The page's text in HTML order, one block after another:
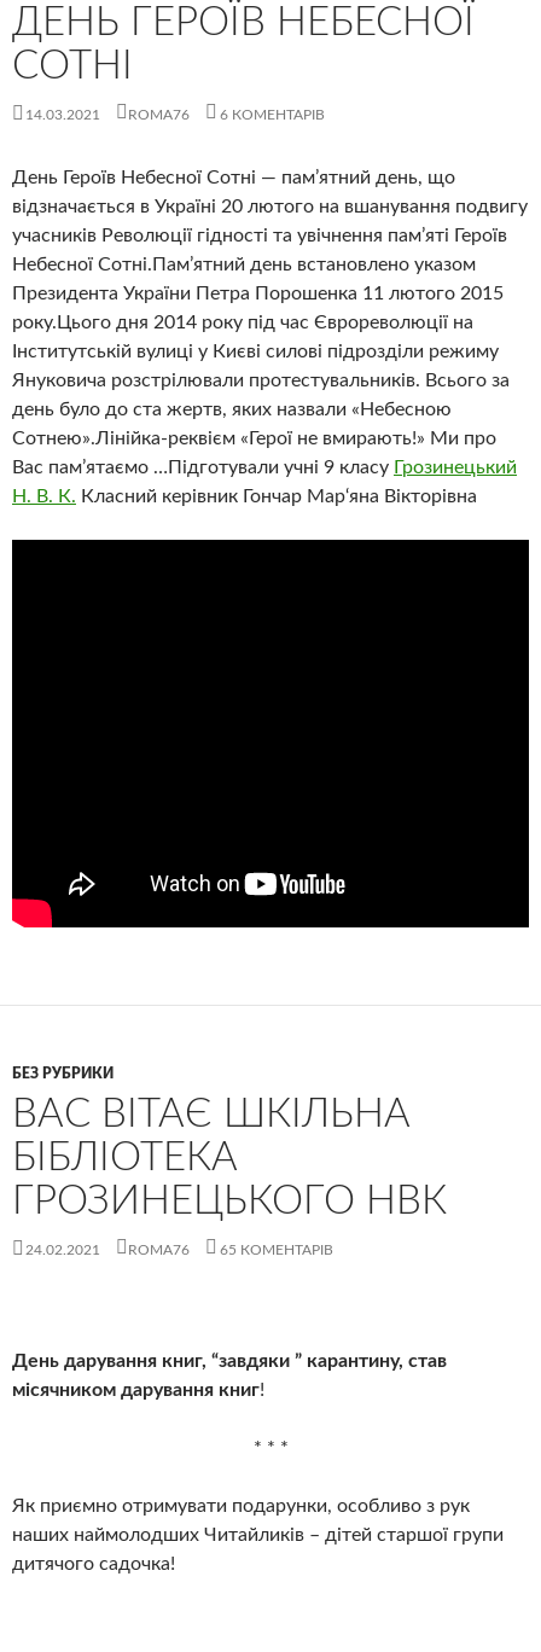
ДЕНЬ ГЕРОЇВ НЕБЕСНОЇ
СОТНІ
14.03.2021 ROMA76 6 КОМЕНТАРІВ
День Героїв Небесної Сотні — пам’ятний день, що
відзначається в Україні 20 лютого на вшанування подвигу
учасників Революції гідності та увічнення пам’яті Героїв
Небесної Сотні.Пам’ятний день встановлено указом
Президента України Петра Порошенка 11 лютого 2015
року.Цього дня 2014 року під час Єврореволюції на
Інститутській вулиці у Києві силові підрозділи режиму
Януковича розстрілювали протестувальників. Всього за
день було до ста жертв, яких назвали «Небесною
Сотнею».Лінійка-реквієм «Герої не вмирають!» Ми про
Вас пам’ятаємо …Підготували учні 9 класу Грозинецький
Н. В. К. Класний керівник Гончар Мар‘яна Вікторівна
БЕЗ РУБРИКИ
ВАС ВІТАЄ ШКІЛЬНА
БІБЛІОТЕКА
ГРОЗИНЕЦЬКОГО НВК
24.02.2021 ROMA76 65 КОМЕНТАРІВ
День дарування книг, “завдяки ” карантину, став
місячником дарування книг!
* * *
Як приємно отримувати подарунки, особливо з рук
наших наймолодших Читайликів – дітей старшої групи
дитячого садочка!